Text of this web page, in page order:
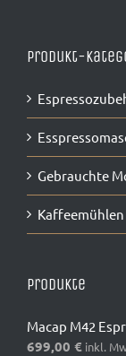
Produkt-
Gebrauchte
Kaffeemühlen
Produkte
Macap M42
699,00 € inkl.